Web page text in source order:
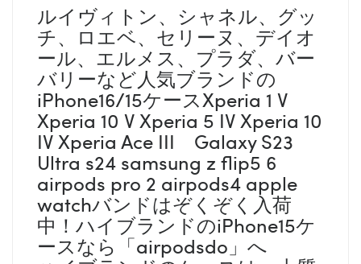
ルイヴィトン、シャネル、グッ
チ、ロエベ、セリーヌ、デイオ
ール、エルメス、プラダ、バー
バリーなど人気ブランドの
iPhone16/15ケースXperia 1 V
Xperia 10 V Xperia 5 IV Xperia 10
IV Xperia Ace III Galaxy S23
Ultra s24 samsung z flip5 6
airpods pro 2 airpods4 apple
watchバンドはぞくぞく入荷
中！ハイブランドのiPhone15ケ
ースなら「airpodsdo」へ